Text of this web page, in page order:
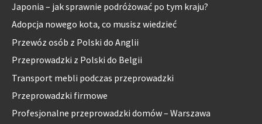
Japonia – jak sprawnie podróżować po tym kraju?
Adopcja nowego kota, co musisz wiedzieć
Przewóz osób z Polski do Anglii
Przeprowadzki z Polski do Belgii
Transport mebli podczas przeprowadzki
Przeprowadzki firmowe
Profesjonalne przeprowadzki domów – Warszawa